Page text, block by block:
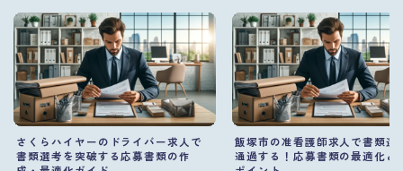
さくらハイヤーのドライバー求人で
書類選考を突破する応募書類の作
飯塚市の准看護師求人で書類選
通過する！応募書類の最適化と